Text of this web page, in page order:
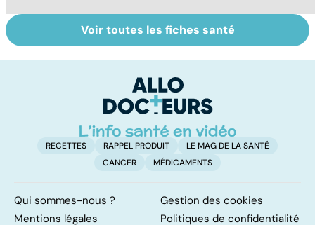
Tout savoir sur le
cerveau
Staphylocoque
doré : une
surveillance
Voir toutes les fiches santé
RECETTES RAPPEL PRODUIT
LE MAG DE LA SANTÉ
CANCER
MÉDICAMENTS
Qui sommes-nous ?
Gestion des cookies
Mentions légales
Politiques de confidentialité